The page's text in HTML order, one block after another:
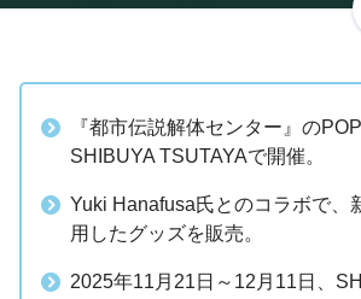
『都市伝説解体センター』の
SHIBUYA TSUTAYAで開催。
Yuki Hanafusa氏とのコラボで、
用したグッズを販売。
2025年11月21日～12月11日、